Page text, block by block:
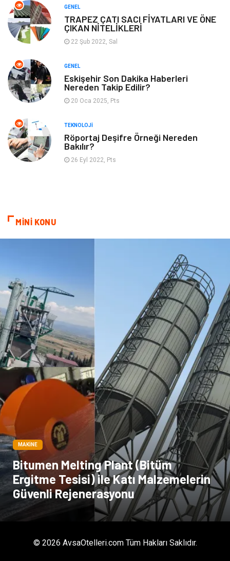
GENEL
TRAPEZ ÇATI SACI FİYATLARI VE ÖNE
ÇIKAN NİTELİKLERİ
22 Şub 2022, Sal
GENEL
Eskişehir Son Dakika Haberleri
Nereden Takip Edilir?
20 Oca 2025, Pts
TEKNOLOJI
Röportaj Deşifre Örneği Nereden
Bakılır?
26 Eyl 2022, Pts
MİNİ KONU
MAKINE
Bitumen Melting Plant (Bitüm
Ergitme Tesisi) ile Katı Malzemelerin
Güvenli Rejenerasyonu
© 2026 AvsaOtelleri.com Tüm Hakları Saklıdır.